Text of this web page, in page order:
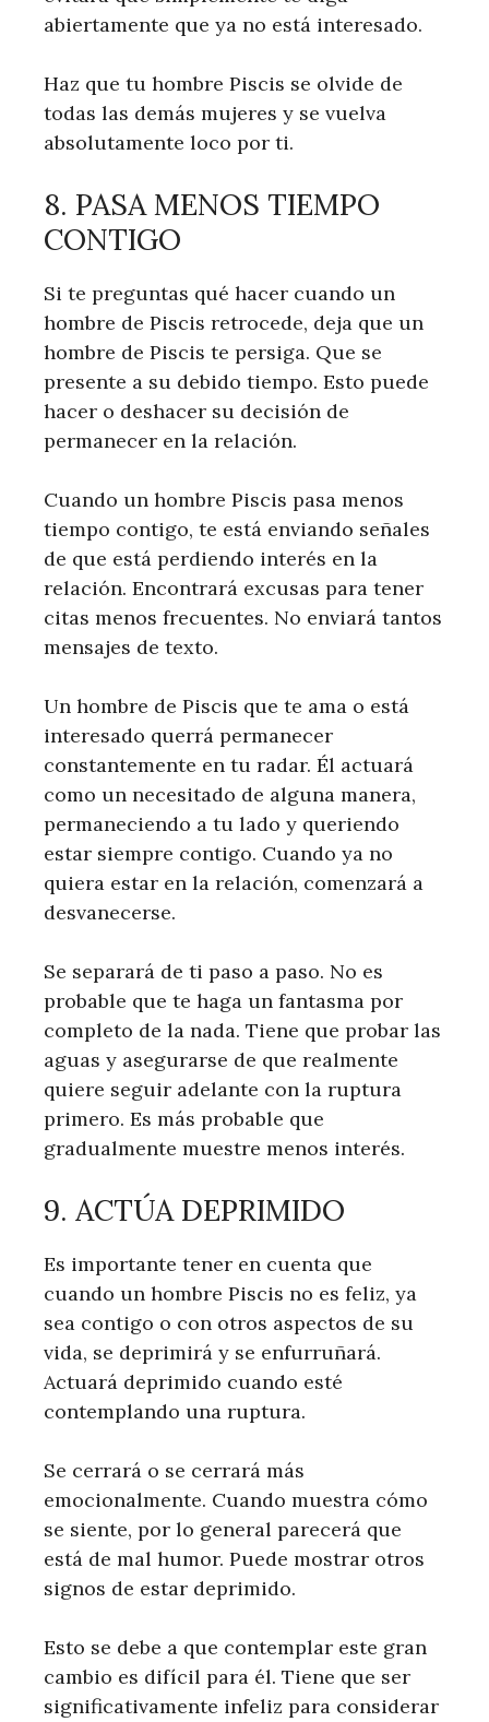
abiertamente que ya no está interesado.
Haz que tu hombre Piscis se olvide de
todas las demás mujeres y se vuelva
absolutamente loco por ti.
8. PASA MENOS TIEMPO
CONTIGO
Si te preguntas qué hacer cuando un
hombre de Piscis retrocede, deja que un
hombre de Piscis te persiga. Que se
presente a su debido tiempo. Esto puede
hacer o deshacer su decisión de
permanecer en la relación.
Cuando un hombre Piscis pasa menos
tiempo contigo, te está enviando señales
de que está perdiendo interés en la
relación. Encontrará excusas para tener
citas menos frecuentes. No enviará tantos
mensajes de texto.
Un hombre de Piscis que te ama o está
interesado querrá permanecer
constantemente en tu radar. Él actuará
como un necesitado de alguna manera,
permaneciendo a tu lado y queriendo
estar siempre contigo. Cuando ya no
quiera estar en la relación, comenzará a
desvanecerse.
Se separará de ti paso a paso. No es
probable que te haga un fantasma por
completo de la nada. Tiene que probar las
aguas y asegurarse de que realmente
quiere seguir adelante con la ruptura
primero. Es más probable que
gradualmente muestre menos interés.
9. ACTÚA DEPRIMIDO
Es importante tener en cuenta que
cuando un hombre Piscis no es feliz, ya
sea contigo o con otros aspectos de su
vida, se deprimirá y se enfurruñará.
Actuará deprimido cuando esté
contemplando una ruptura.
Se cerrará o se cerrará más
emocionalmente. Cuando muestra cómo
se siente, por lo general parecerá que
está de mal humor. Puede mostrar otros
signos de estar deprimido.
Esto se debe a que contemplar este gran
cambio es difícil para él. Tiene que ser
significativamente infeliz para considerar